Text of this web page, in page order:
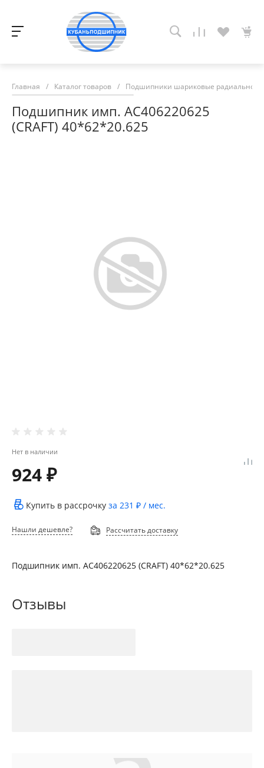
Главная / Каталог товаров / Подшипники шариковые радиально-
Подшипник имп. AC406220625
(CRAFT) 40*62*20.625
Нет в наличии
924 ₽
Купить в рассрочку за 231 ₽ / мес.
Нашли дешевле? Рассчитать доставку
Подшипник имп. AC406220625 (CRAFT) 40*62*20.625
Отзывы